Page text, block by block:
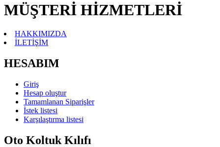
MÜŞTERİ HİZMETLERİ
HAKKIMIZDA
İLETİŞİM
HESABIM
Giriş
Hesap oluştur
Tamamlanan Siparişler
İstek listesi
Karşılaştırma listesi
Oto Koltuk Kılıfı